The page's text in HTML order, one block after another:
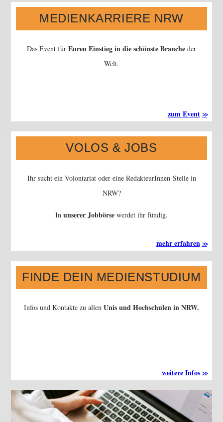
MEDIENKARRIERE NRW
Das Event für Euren Einstiegin die schönste Branche der
Welt.
zum Event
VOLOS & JOBS
Ihr sucht ein Volontariat oder eine RedakteurInnen-Stelle in
NRW?
In unserer Jobbörse werdet ihr fündig.
mehr erfahren
FINDE DEIN MEDIENSTUDIUM
Infos und Kontakte zu allen Unis und Hochschulen in NRW.
weitere Infos